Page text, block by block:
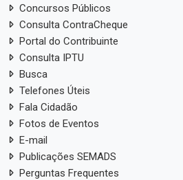
Concursos Públicos
Consulta ContraCheque
Portal do Contribuinte
Consulta IPTU
Busca
Telefones Úteis
Fala Cidadão
Fotos de Eventos
E-mail
Publicações SEMADS
Perguntas Frequentes